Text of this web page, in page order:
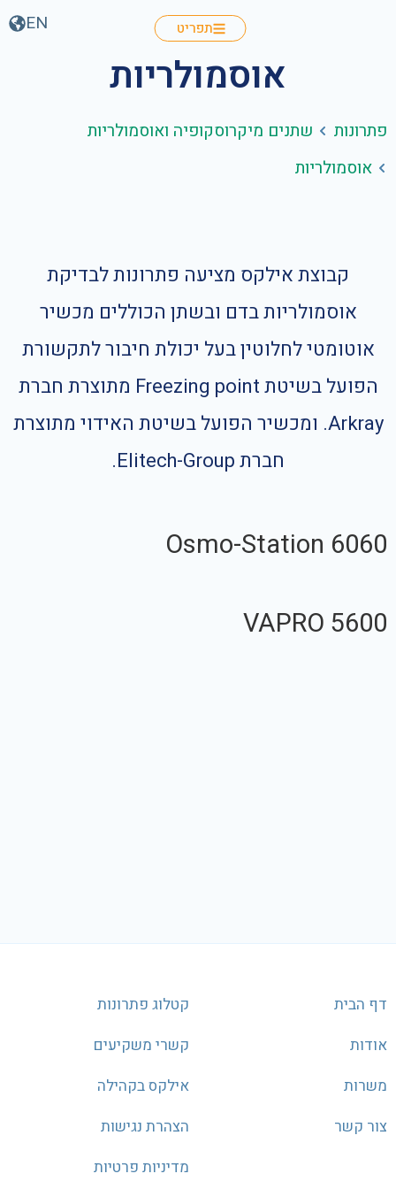
תפריט EN
אוסמולריות
פתרונות
שתנים מיקרוסקופיה ואוסמולריות
אוסמולריות
קבוצת אילקס מציעה פתרונות לבדיקת
אוסמולריות בדם ובשתן הכוללים מכשיר
אוטומטי לחלוטין בעל יכולת חיבור לתקשורת
הפועל בשיטת Freezing point מתוצרת חברת
Arkray. ומכשיר הפועל בשיטת האידוי מתוצרת
חברת Elitech-Group.
Osmo-Station 6060
VAPRO 5600
דף הבית
אודות
משרות
צור קשר
קטלוג פתרונות
קשרי משקיעים
אילקס בקהילה
הצהרת נגישות
מדיניות פרטיות